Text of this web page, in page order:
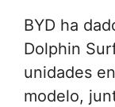
BYD ha
Dolphin
unidades
modelo,